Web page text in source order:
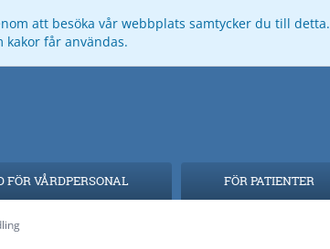
att besöka vår webbplats samtycker du till detta.
får användas.
FÖR VÅRDPERSONAL FÖR PATIENTER